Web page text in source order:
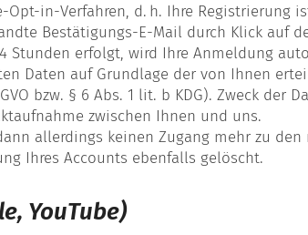
in-Verfahren, d. h. Ihre Registrierung
Bestätigungs-E-Mail durch Klick auf
Stunden erfolgt, wird Ihre Anmeldung
Daten auf Grundlage der von Ihnen
bzw. § 6 Abs. 1 lit. b KDG). Zweck der
zwischen Ihnen und uns.
allerdings keinen Zugang mehr zu
Ihres Accounts ebenfalls gelöscht.
YouTube)